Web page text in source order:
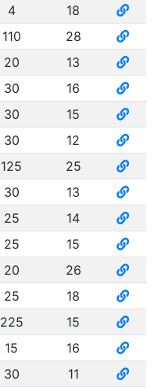
4
18
110
28
20
13
30
16
30
15
30
12
125
25
30
13
25
14
25
15
20
26
25
18
225
15
15
16
30
11